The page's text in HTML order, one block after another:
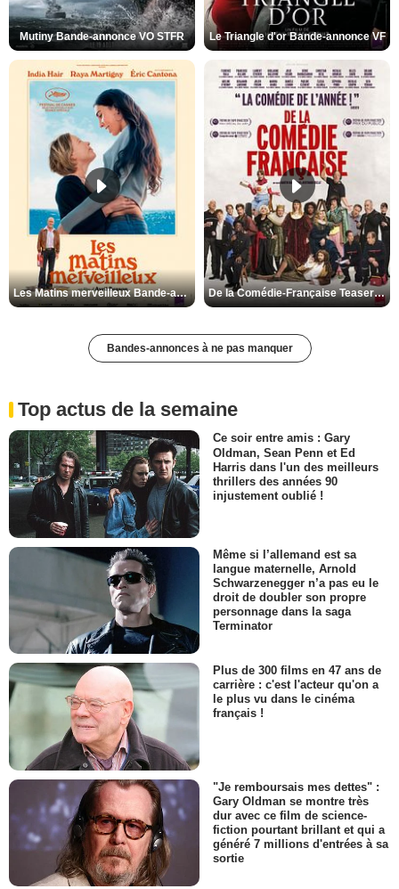
Mutiny Bande-annonce VO STFR Le Triangle d'or Bande-annonce VF
Les Matins merveilleux Bande-annonce VF De la Comédie-Française Teaser VF
Bandes-annonces à ne pas manquer
Top actus de la semaine
Ce soir entre amis : Gary
Oldman, Sean Penn et Ed
Harris dans l'un des meilleurs
thrillers des années 90
injustement oublié !
Même si l’allemand est sa
langue maternelle, Arnold
Schwarzenegger n’a pas eu le
droit de doubler son propre
personnage dans la saga
Terminator
Plus de 300 films en 47 ans de
carrière : c'est l'acteur qu'on a
le plus vu dans le cinéma
français !
"Je remboursais mes dettes" :
Gary Oldman se montre très
dur avec ce film de science-
fiction pourtant brillant et qui a
généré 7 millions d'entrées à sa
sortie